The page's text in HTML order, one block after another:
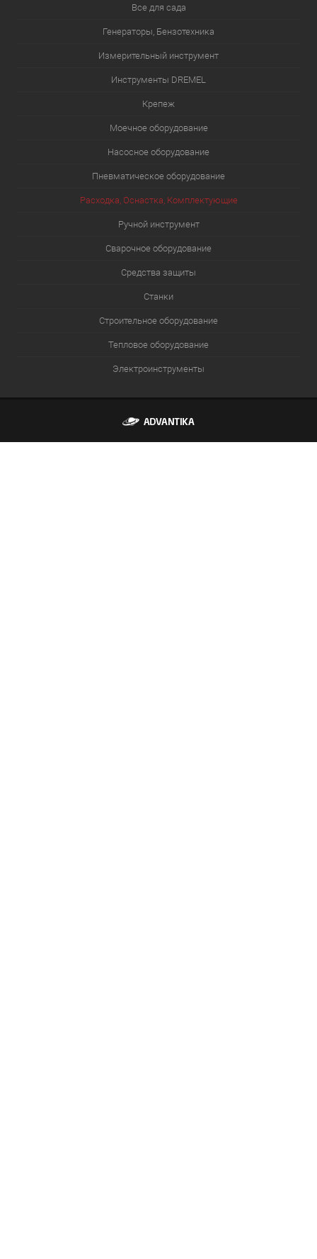
Все для сада
Генераторы, Бензотехника
Измерительный инструмент
Инструменты DREMEL
Крепеж
Моечное оборудование
Насосное оборудование
Пневматическое оборудование
Расходка, Оснастка, Комплектующие
Ручной инструмент
Сварочное оборудование
Средства защиты
Станки
Строительное оборудование
Тепловое оборудование
Электроинструменты